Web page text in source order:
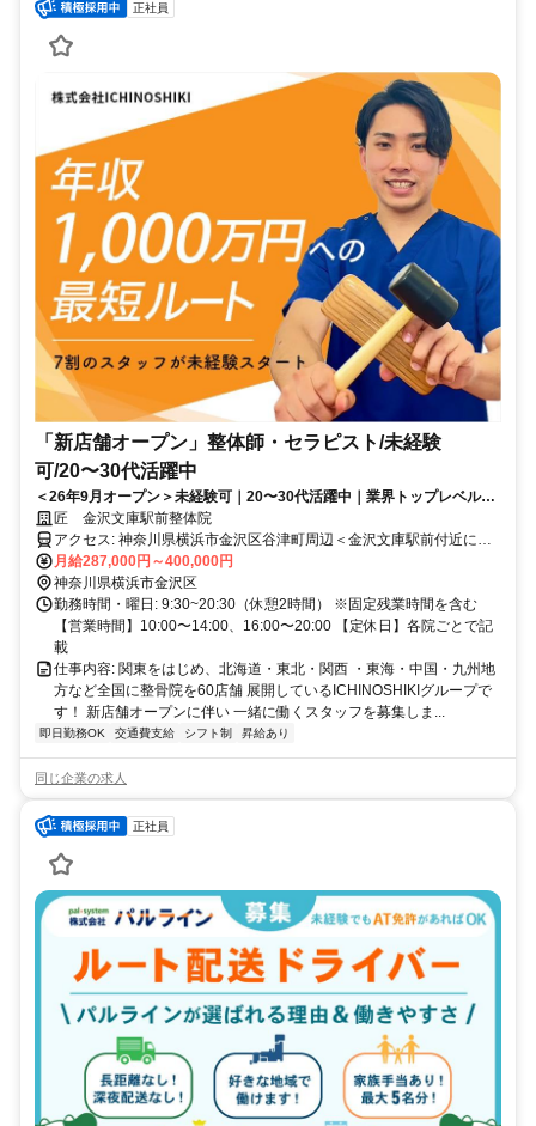
正社員
「新店舗オープン」整体師・セラピスト/未経験
可/20〜30代活躍中
＜26年9月オープン＞未経験可｜20〜30代活躍中｜業界トップレベルの
給与水準｜初回ボーナス80万円・賞与500万円の支給実績あり
匠 金沢文庫駅前整体院
アクセス: 神奈川県横浜市金沢区谷津町周辺＜金沢文庫駅前付近にオ
ープン予定＞
月給287,000円～400,000円
神奈川県横浜市金沢区
勤務時間・曜日: 9:30~20:30（休憩2時間） ※固定残業時間を含む
【営業時間】10:00〜14:00、16:00〜20:00 【定休日】各院ごとで記
載
仕事内容: 関東をはじめ、北海道・東北・関西 ・東海・中国・九州地
方など全国に整骨院を60店舗 展開しているICHINOSHIKIグループで
す！ 新店舗オープンに伴い 一緒に働くスタッフを募集しま...
即日勤務OK 交通費支給 シフト制 昇給あり
同じ企業の求人
正社員